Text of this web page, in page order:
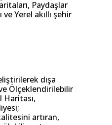
Paydaşlar
Yerel akıllı şehir
dışa
ve Ölçeklendirilebilir
Haritası,
artıran,